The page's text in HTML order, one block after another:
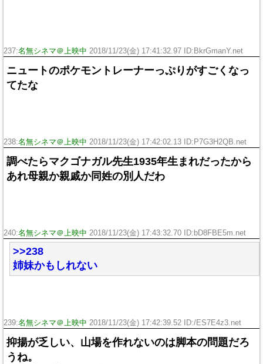
237:名無シネマ＠上映中 2018/11/23(金) 17:41:32.97 ID:BkrGmanY.net
ニュートのポケモントレーナーっぷりがすごくなっ
てたな
238:名無シネマ＠上映中 2018/11/23(金) 17:42:02.13 ID:P7G3H2QB.net
調べたらマクゴナガル先生1935年生まれだったから
あれ母親か親戚か同姓の別人だわ
240:名無シネマ＠上映中 2018/11/23(金) 17:43:32.70 ID:bD8FBE5m.net
>>238
姉妹かもしれない
239:名無シネマ＠上映中 2018/11/23(金) 17:42:39.52 ID:/ES7E4z3.net
抑揚が乏しい、山場を作れないのは脚本の問題だろ
うね。